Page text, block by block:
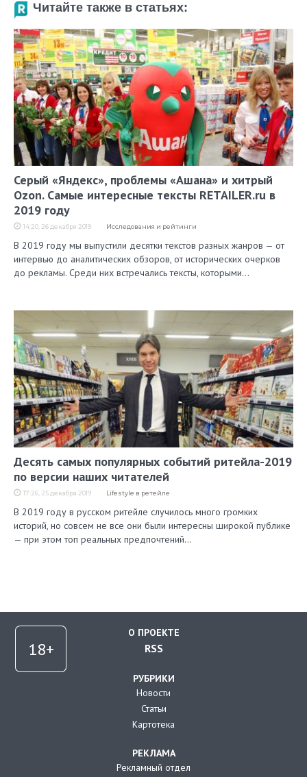
Читайте также в статьях:
Серый «Яндекс», проблемы «Ашана» и хитрый
Ozon. Самые интересные тексты RETAILER.ru в
2019 году
14:20, 26 декабря 2019 Исследования и рейтинги
В 2019 году мы выпустили десятки текстов разных жанров — от
интервью до аналитических обзоров, от исторических очерков
до рекламы. Среди них встречались тексты, которыми…
Десять самых популярных событий ритейла-2019
по версии наших читателей
17:26, 25 декабря 2019 Lifestyle в ретейле
В 2019 году в русском ритейле случилось много громких
историй, но совсем не все они были интересны широкой публике
— при этом топ реальных предпочтений…
О ПРОЕКТЕ
RSS
РУБРИКИ
Новости
Статьи
Картотека
РЕКЛАМА
Рекламный отдел